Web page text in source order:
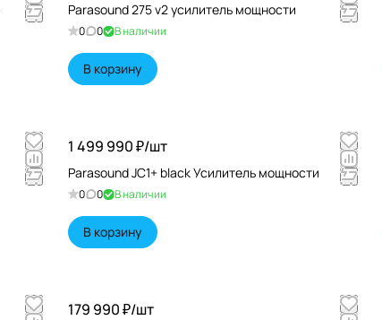
Parasound 275 v2 усилитель мощности
0 0 В наличии
В корзину
1 499 990 ₽/шт
Parasound JC1+ black Усилитель мощности
0 0 В наличии
В корзину
179 990 ₽/шт